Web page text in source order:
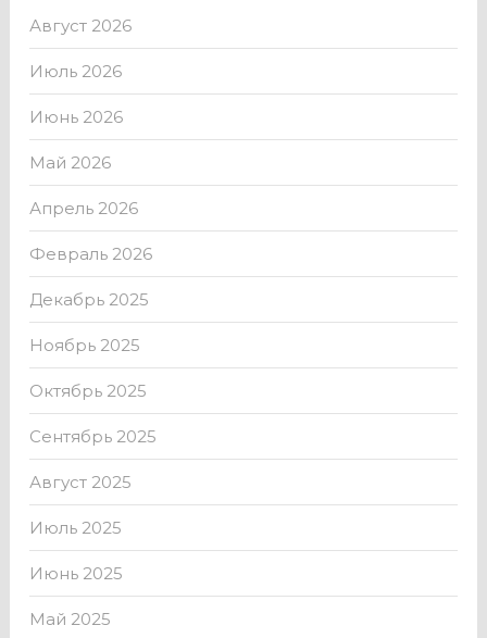
Август 2026
Июль 2026
Июнь 2026
Май 2026
Апрель 2026
Февраль 2026
Декабрь 2025
Ноябрь 2025
Октябрь 2025
Сентябрь 2025
Август 2025
Июль 2025
Июнь 2025
Май 2025